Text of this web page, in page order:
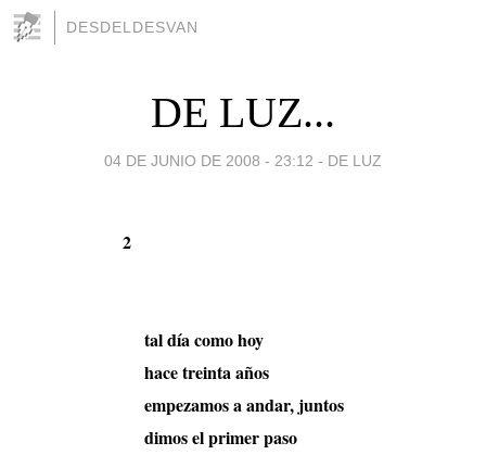
DESDELDESVAN
DE LUZ...
04 DE JUNIO DE 2008 - 23:12 - DE LUZ
2
tal día como hoy
hace treinta años
empezamos a andar, juntos
dimos el primer paso